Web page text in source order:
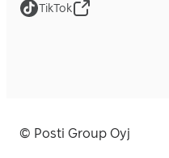
TikTok
© Posti Group Oyj